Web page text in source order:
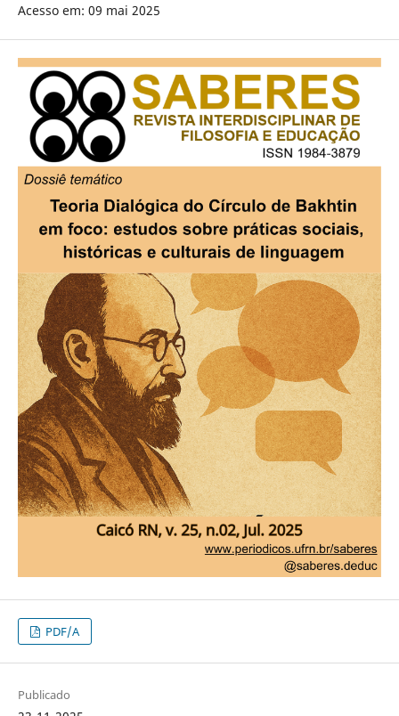
Acesso em: 09 mai 2025
PDF/A
Publicado